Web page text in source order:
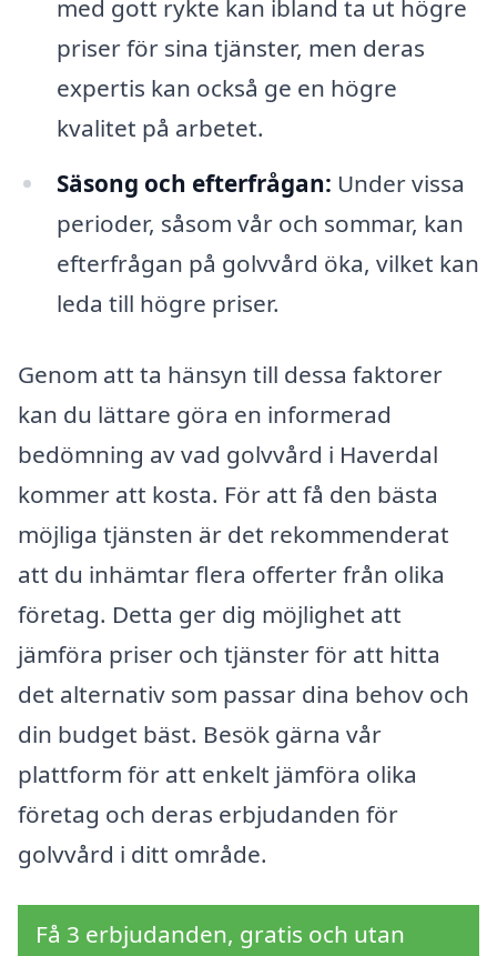
med gott rykte kan ibland ta ut högre
priser för sina tjänster, men deras
expertis kan också ge en högre
kvalitet på arbetet.
Säsong och efterfrågan: Under vissa
perioder, såsom vår och sommar, kan
efterfrågan på golvvård öka, vilket kan
leda till högre priser.
Genom att ta hänsyn till dessa faktorer
kan du lättare göra en informerad
bedömning av vad golvvård i Haverdal
kommer att kosta. För att få den bästa
möjliga tjänsten är det rekommenderat
att du inhämtar flera offerter från olika
företag. Detta ger dig möjlighet att
jämföra priser och tjänster för att hitta
det alternativ som passar dina behov och
din budget bäst. Besök gärna vår
plattform för att enkelt jämföra olika
företag och deras erbjudanden för
golvvård i ditt område.
Få 3 erbjudanden, gratis och utan